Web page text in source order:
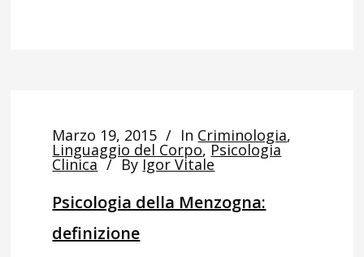
Marzo 19, 2015 In Criminologia,
Linguaggio del Corpo, Psicologia
Clinica By Igor Vitale
Psicologia della Menzogna:
definizione